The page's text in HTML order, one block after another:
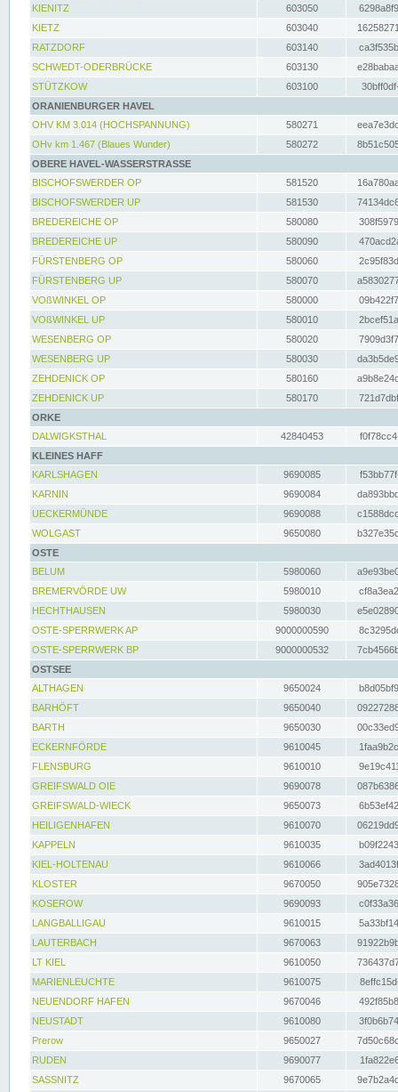
KIENITZ
603050
KIETZ
603040
RATZDORF
603140
SCHWEDT-ODERBRÜCKE
603130
STÜTZKOW
603100
ORANIENBURGER HAVEL
OHV KM 3.014 (HOCHSPANNUNG)
580271
OHv km 1.467 (Blaues Wunder)
580272
OBERE HAVEL-WASSERSTRASSE
BISCHOFSWERDER OP
581520
BISCHOFSWERDER UP
581530
BREDEREICHE OP
580080
BREDEREICHE UP
580090
FÜRSTENBERG OP
580060
FÜRSTENBERG UP
580070
VOßWINKEL OP
580000
VOßWINKEL UP
580010
WESENBERG OP
580020
WESENBERG UP
580030
ZEHDENICK OP
580160
ZEHDENICK UP
580170
ORKE
DALWIGKSTHAL
42840453
KLEINES HAFF
KARLSHAGEN
9690085
KARNIN
9690084
UECKERMÜNDE
9690088
WOLGAST
9650080
OSTE
BELUM
5980060
BREMERVÖRDE UW
5980010
HECHTHAUSEN
5980030
OSTE-SPERRWERK AP
9000000590
OSTE-SPERRWERK BP
9000000532
OSTSEE
ALTHAGEN
9650024
BARHÖFT
9650040
BARTH
9650030
ECKERNFÖRDE
9610045
FLENSBURG
9610010
GREIFSWALD OIE
9690078
GREIFSWALD-WIECK
9650073
HEILIGENHAFEN
9610070
KAPPELN
9610035
KIEL-HOLTENAU
9610066
KLOSTER
9670050
KOSEROW
9690093
LANGBALLIGAU
9610015
LAUTERBACH
9670063
LT KIEL
9610050
MARIENLEUCHTE
9610075
NEUENDORF HAFEN
9670046
NEUSTADT
9610080
Prerow
9650027
RUDEN
9690077
SASSNITZ
9670065